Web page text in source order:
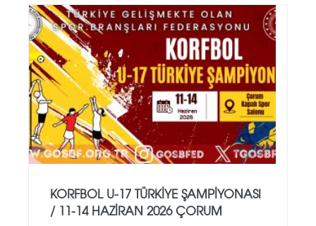
KORFBOL U-17 TÜRKİYE ŞAMPİYONASI
/ 11-14 HAZİRAN 2026 ÇORUM